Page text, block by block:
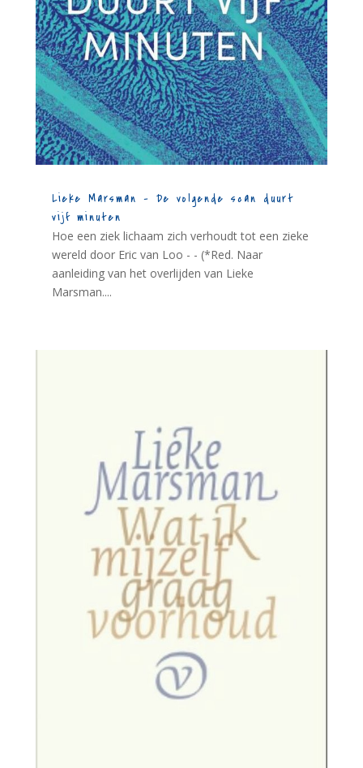
Lieke Marsman – De volgende scan duurt
vijf minuten
Hoe een ziek lichaam zich verhoudt tot een zieke
wereld door Eric van Loo - - (*Red. Naar
aanleiding van het overlijden van Lieke
Marsman....